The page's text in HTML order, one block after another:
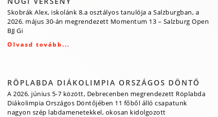
Skobrák Alex, iskolánk 8.a osztályos tanulója a Salzburgban, a
2026. május 30-án megrendezett Momentum 13 – Salzburg Open
BJJ Gi
Olvasd tovább...
RÖPLABDA DIÁKOLIMPIA ORSZÁGOS DÖNTŐ
A 2026. június 5-7 között, Debrecenben megrendezett Röplabda
Diákolimpia Országos Döntőjében 11 főből álló csapatunk
nagyon szép labdamenetekkel, okosan kidolgozott